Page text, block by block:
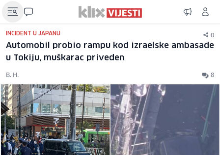
INCIDENT U JAPANU 0
Automobil probio rampu kod izraelske ambasade
u Tokiju, muškarac priveden
B. H. 8